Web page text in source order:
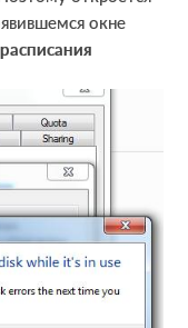
окне
расписания